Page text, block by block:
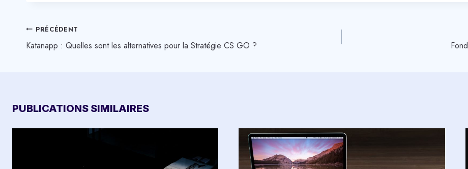
NAVIGATION
DE
PRÉCÉDENT
Katanapp : Quelles sont les alternatives pour la Stratégie CS GO ?
PUBLICATIONS SIMILAIRES